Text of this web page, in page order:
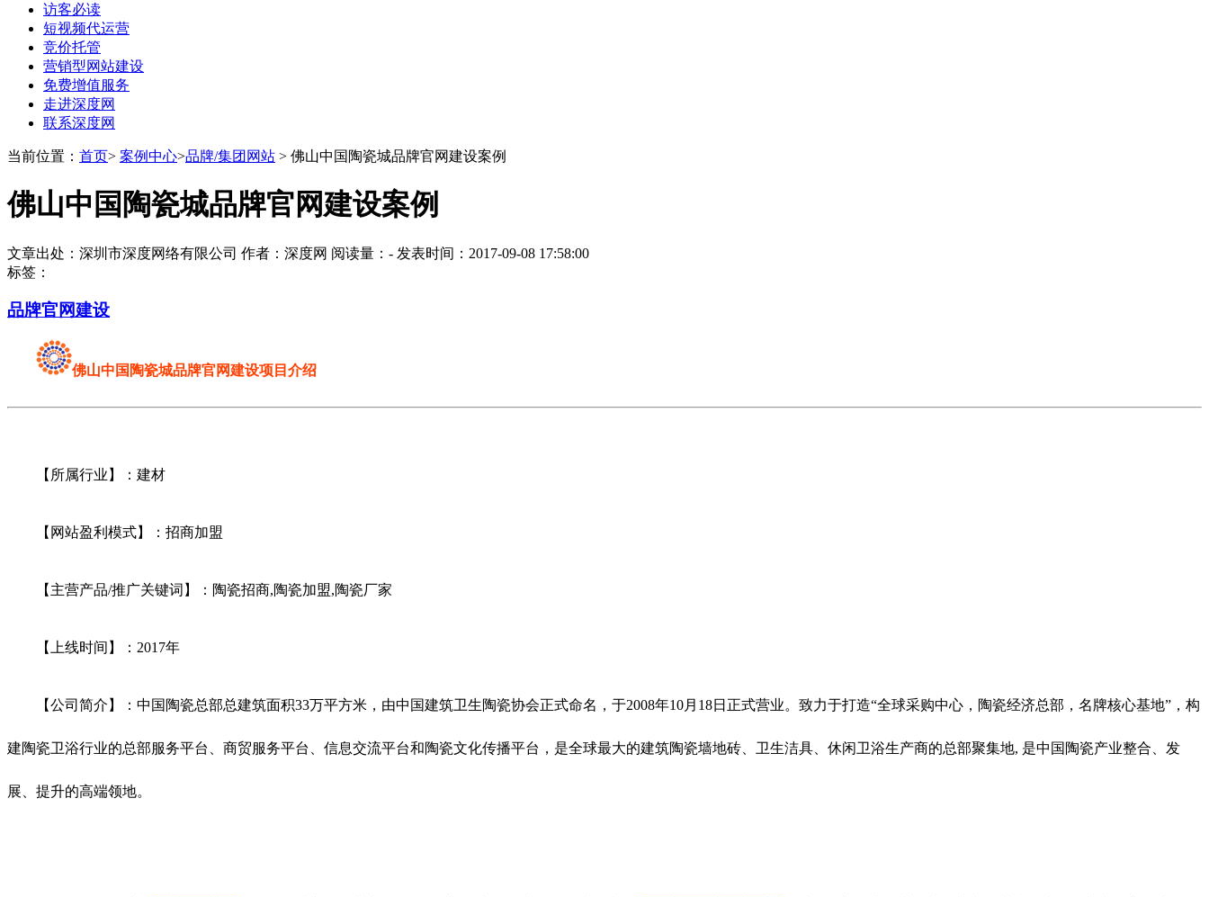
访客必读
短视频代运营
竞价托管
营销型网站建设
免费增值服务
走进深度网
联系深度网
当前位置： 首页> 案例中心>品牌/集团网站 > 佛山中国陶瓷城品牌官网建设案例
佛山中国陶瓷城品牌官网建设案例
文章出处：深圳市深度网络有限公司 作者：深度网 阅读量： - 发表时间：2017-09-08 17:58:00
标签：
品牌官网建设
佛山中国陶瓷城品牌官网建设项目介绍
【所属行业】：建材
【网站盈利模式】：招商加盟
【主营产品/推广关键词】：陶瓷招商,陶瓷加盟,陶瓷厂家
【上线时间】：2017年
【公司简介】：中国陶瓷总部总建筑面积33万平方米，由中国建筑卫生陶瓷协会正式命名，于2008年10月18日正式营业。致力于打造“全球采购中心，陶瓷经济总部，名牌核心基地”，构
建陶瓷卫浴行业的总部服务平台、商贸服务平台、信息交流平台和陶瓷文化传播平台，是全球最大的建筑陶瓷墙地砖、卫生洁具、休闲卫浴生产商的总部聚集地, 是中国陶瓷产业整合、发
展、提升的高端领地。